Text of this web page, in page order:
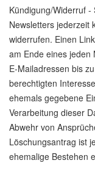
Kündigung/Widerruf
Newsletters jederzeit
widerrufen. Einen
am Ende eines jeden
E-Mailadressen bis
berechtigten
ehemals gegebene
Verarbeitung dieser
Abwehr von
Löschungsantrag ist
ehemalige Bestehen